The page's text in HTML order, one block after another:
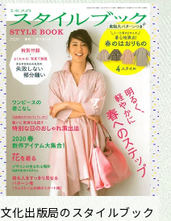
文化出版局のスタイルブック